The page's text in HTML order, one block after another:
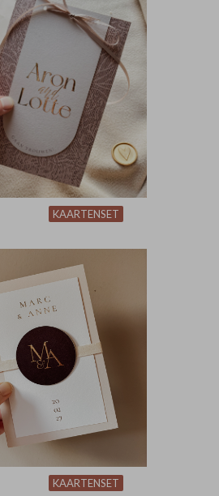
KAARTENSET
KAARTENSET